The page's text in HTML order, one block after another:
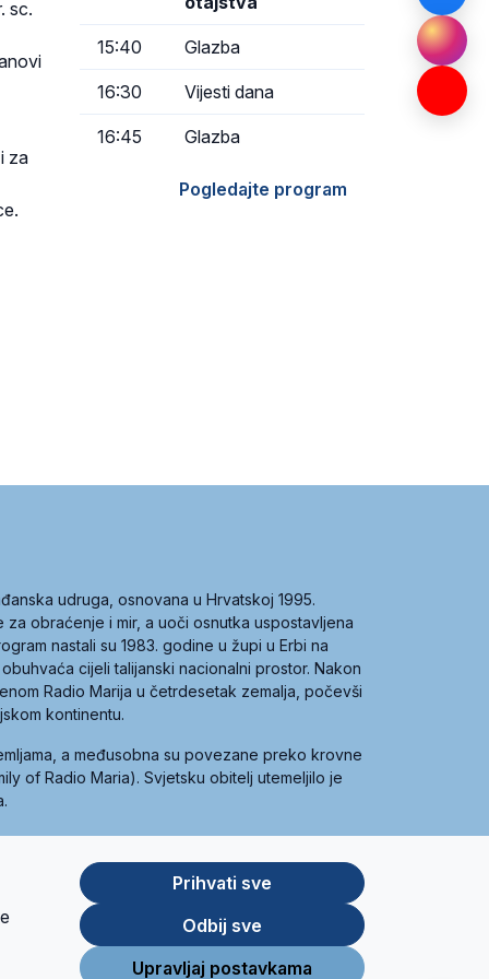
sc.
za
15:40 Glazba
16:30 Vijesti dana
16:45 Glazba
Pogledajte program
udruga, osnovana u Hrvatskoj 1995.
obraćenje i mir, a uoči osnutka uspostavljena
nastali su 1983. godine u župi u Erbi na
cijeli talijanski nacionalni prostor. Nakon
Radio Marija u četrdesetak zemalja, počevši
kontinentu.
a međusobna su povezane preko krovne
of Radio Maria). Svjetsku obitelj utemeljilo je
Store
Prihvati sve
Odbij sve
Upravljaj postavkama